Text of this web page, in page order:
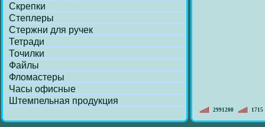
Скрепки
Степлеры
Стержни для ручек
Тетради
Точилки
Файлы
Фломастеры
Часы офисные
Штемпельная продукция
2991200 1715